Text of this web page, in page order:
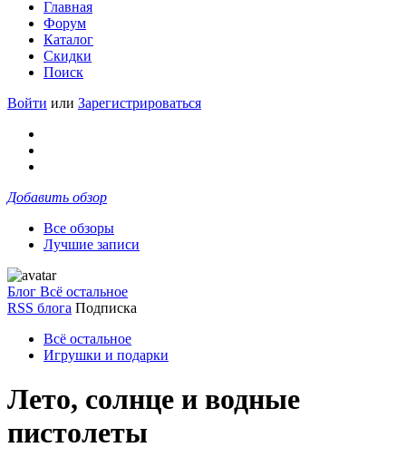
Главная
Форум
Каталог
Скидки
Поиск
Войти или Зарегистрироваться
Добавить обзор
Все обзоры
Лучшие записи
Блог Всё остальное
RSS блога Подписка
Всё остальное
Игрушки и подарки
Лето, солнце и водные
пистолеты